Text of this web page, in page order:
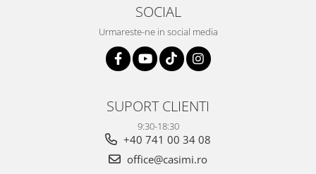
SOCIAL
Urmareste-ne in social media
SUPORT CLIENTI
9:30-18:30
+40 741 00 34 08
office@casimi.ro